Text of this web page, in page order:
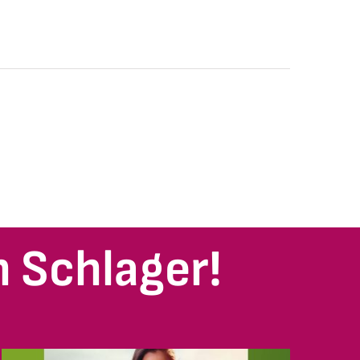
Schlager!